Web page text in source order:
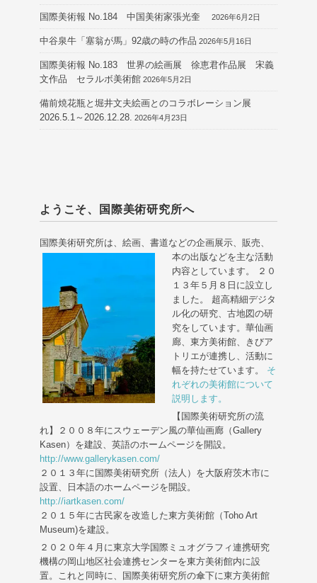
国際美術報 No.184 中国美術家張光奎 2026年6月2日
中谷泉牛「塞翁が馬」92歳の時の作品 2026年5月16日
国際美術報 No.183 世界の絵画展 徐恵君作品展 宋義
文作品 セラルボ美術館 2026年5月2日
備前焼花瓶と堀井文夫絵画とのコラボレーション展
2026.5.1～2026.12.28. 2026年4月23日
ようこそ、国際美術研究所へ
国際美術研究所は、絵画、書道などの企画展示、販売、
本の出版などを主な活動
内容としています。 ２０
１３年５月８日に設立し
ました。 超高精細デジタ
ル化の研究、古地図の研
究をしています。華仙画
廊、東方美術館、きびア
トリエが連携し、活動に
幅を持たせています。 そ
れぞれの美術館について
説明します。
【国際美術研究所の流
れ】２００８年にスウェーデン風の華仙画廊（Gallery
Kasen）を建設、英語のホームページを開設。
http://www.gallerykasen.com/
２０１３年に国際美術研究所（法人）を大阪府茨木市に
設置、日本語のホームページを開設。
http://iartkasen.com/
２０１５年に古民家を改造した東方美術館（Toho Art
Museum)を建設。
２０２０年４月に東京大学国際ミュオグラフィ連携研究
機構の岡山地区社会連携センターを東方美術館内に設
置。これと同時に、国際美術研究所の傘下に東方美術館